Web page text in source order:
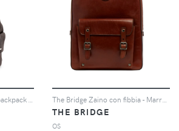
Orciani Nabucco leather backpack - Grigio The Bridge Zaino con fibbia - Marrone
THE BRIDGE
OS